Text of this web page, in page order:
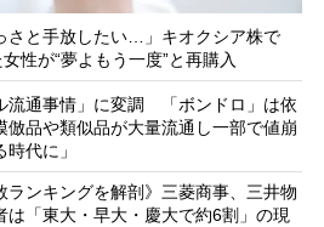
さと手放したい…」キオクシア株で
性が“夢よもう一度”と再購入
流通事情」に変調 「ボンドロ」は依
倣品や類似品が大量流通し一部で値崩
代に」
ランキングを解剖》三菱商事、三井物
は「東大・早大・慶大で約6割」の現